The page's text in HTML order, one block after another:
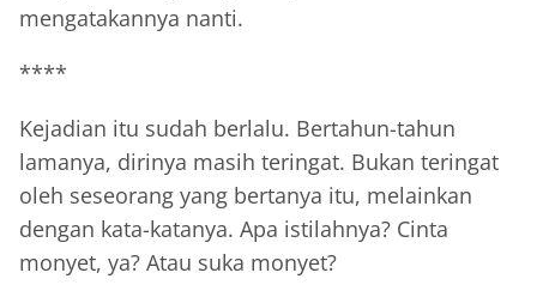
mengatakannya nanti.
****
Kejadian itu sudah berlalu. Bertahun-tahun
lamanya, dirinya masih teringat. Bukan teringat
oleh seseorang yang bertanya itu, melainkan
dengan kata-katanya. Apa istilahnya? Cinta
monyet, ya? Atau suka monyet?